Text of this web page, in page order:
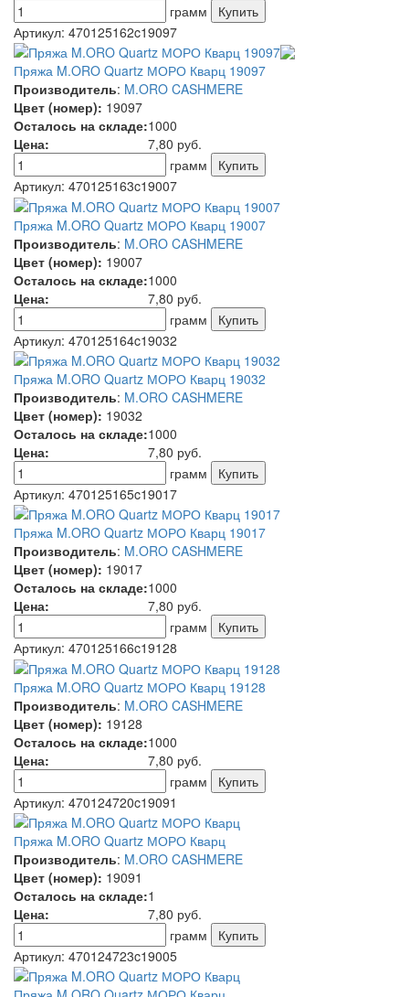
грамм
Артикул: 470125162c19097
Пряжа M.ORO Quartz МОРО Кварц 19097
Производитель: M.ORO CASHMERE
Цвет (номер): 19097
Осталось на складе:1000
Цена:
7,80 руб.
грамм
Артикул: 470125163c19007
Пряжа M.ORO Quartz МОРО Кварц 19007
Производитель: M.ORO CASHMERE
Цвет (номер): 19007
Осталось на складе:1000
Цена:
7,80 руб.
грамм
Артикул: 470125164c19032
Пряжа M.ORO Quartz МОРО Кварц 19032
Производитель: M.ORO CASHMERE
Цвет (номер): 19032
Осталось на складе:1000
Цена:
7,80 руб.
грамм
Артикул: 470125165c19017
Пряжа M.ORO Quartz МОРО Кварц 19017
Производитель: M.ORO CASHMERE
Цвет (номер): 19017
Осталось на складе:1000
Цена:
7,80 руб.
грамм
Артикул: 470125166c19128
Пряжа M.ORO Quartz МОРО Кварц 19128
Производитель: M.ORO CASHMERE
Цвет (номер): 19128
Осталось на складе:1000
Цена:
7,80 руб.
грамм
Артикул: 470124720c19091
Пряжа M.ORO Quartz МОРО Кварц
Производитель: M.ORO CASHMERE
Цвет (номер): 19091
Осталось на складе:1
Цена:
7,80 руб.
грамм
Артикул: 470124723c19005